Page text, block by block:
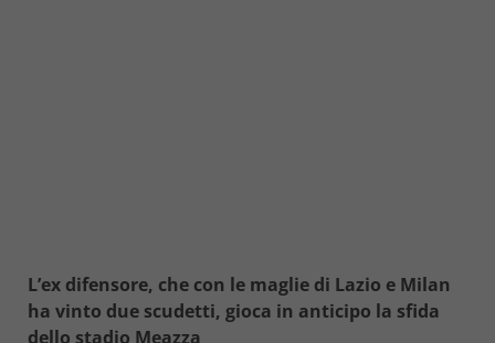
L’ex difensore, che con le maglie di Lazio e Milan
ha vinto due scudetti, gioca in anticipo la sfida
dello stadio Meazza